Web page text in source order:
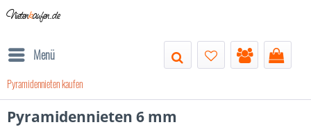
Nietenkaufen.de
Menü
Pyramidennieten kaufen
Pyramidennieten 6 mm